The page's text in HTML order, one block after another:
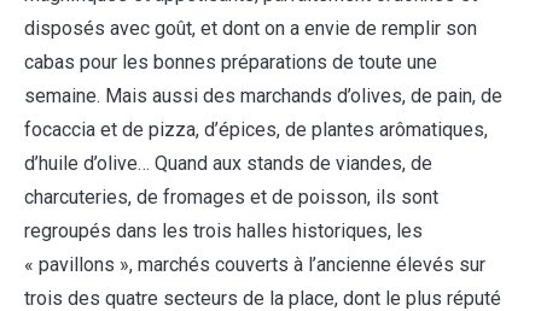
disposés avec goût, et dont on a envie de remplir son
cabas pour les bonnes préparations de toute une
semaine. Mais aussi des marchands d’olives, de pain, de
focaccia et de pizza, d’épices, de plantes arômatiques,
d’huile d’olive… Quand aux stands de viandes, de
charcuteries, de fromages et de poisson, ils sont
regroupés dans les trois halles historiques, les
« pavillons », marchés couverts à l’ancienne élevés sur
trois des quatre secteurs de la place, dont le plus réputé